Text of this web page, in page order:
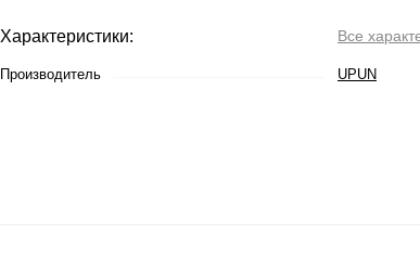
Характеристики: Все
Производитель UPUN